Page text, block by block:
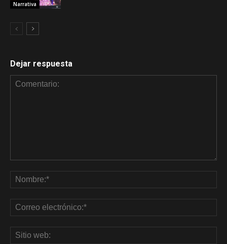
Narrativa
Dejar respuesta